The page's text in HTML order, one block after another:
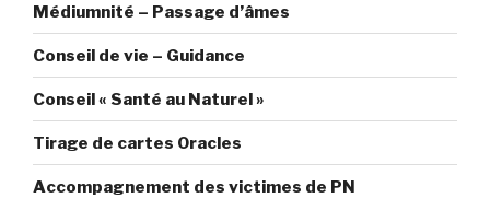
Médiumnité – Passage d’âmes
Conseil de vie – Guidance
Conseil « Santé au Naturel »
Tirage de cartes Oracles
Accompagnement des victimes de PN